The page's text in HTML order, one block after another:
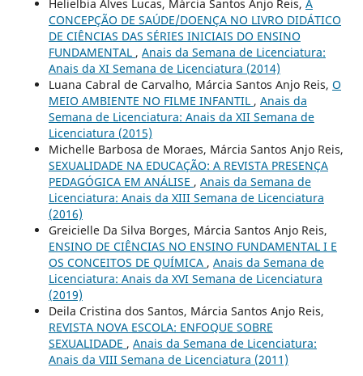
Helielbia Alves Lucas, Márcia Santos Anjo Reis, A
CONCEPÇÃO DE SAÚDE/DOENÇA NO LIVRO DIDÁTICO
DE CIÊNCIAS DAS SÉRIES INICIAIS DO ENSINO
FUNDAMENTAL , Anais da Semana de Licenciatura:
Anais da XI Semana de Licenciatura (2014)
Luana Cabral de Carvalho, Márcia Santos Anjo Reis, O
MEIO AMBIENTE NO FILME INFANTIL , Anais da
Semana de Licenciatura: Anais da XII Semana de
Licenciatura (2015)
Michelle Barbosa de Moraes, Márcia Santos Anjo Reis,
SEXUALIDADE NA EDUCAÇÃO: A REVISTA PRESENÇA
PEDAGÓGICA EM ANÁLISE , Anais da Semana de
Licenciatura: Anais da XIII Semana de Licenciatura
(2016)
Greicielle Da Silva Borges, Márcia Santos Anjo Reis,
ENSINO DE CIÊNCIAS NO ENSINO FUNDAMENTAL I E
OS CONCEITOS DE QUÍMICA , Anais da Semana de
Licenciatura: Anais da XVI Semana de Licenciatura
(2019)
Deila Cristina dos Santos, Márcia Santos Anjo Reis,
REVISTA NOVA ESCOLA: ENFOQUE SOBRE
SEXUALIDADE , Anais da Semana de Licenciatura:
Anais da VIII Semana de Licenciatura (2011)